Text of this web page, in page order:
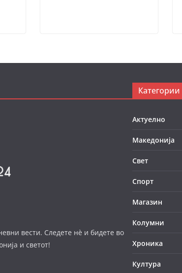
вести. Следете нè и бидете во
и светот!
Категории
Актуелно
Македонија
Свет
Спорт
Магазин
Колумни
Хроника
Култура